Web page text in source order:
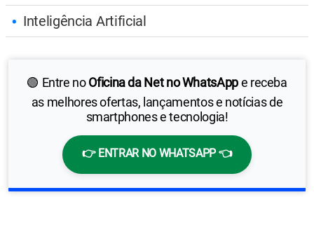
Inteligência Artificial
🟢 Entre noOficina da Net no WhatsAppe receba
as melhores ofertas, lançamentos e notícias de
smartphones e tecnologia!
👉 ENTRAR NO WHATSAPP 👈